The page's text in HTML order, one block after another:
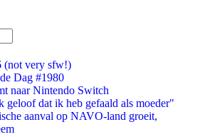
(not very sfw!)
Dag #1980
naar Nintendo Switch
geloof dat ik heb gefaald als moeder"
aanval op NAVO-land groeit,